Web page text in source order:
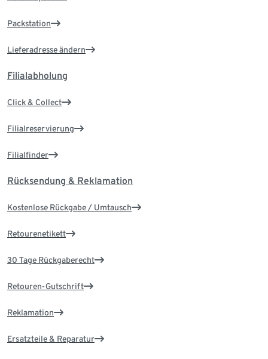
Packstation
Lieferadresse ändern
Filialabholung
Click & Collect
Filialreservierung
Filialfinder
Rücksendung & Reklamation
Kostenlose Rückgabe / Umtausch
Retourenetikett
30 Tage Rückgaberecht
Retouren-Gutschrift
Reklamation
Ersatzteile & Reparatur